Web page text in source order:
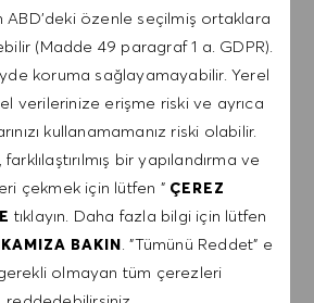
ABD'deki özenle seçilmiş ortaklara
(Madde 49 paragraf 1 a. GDPR).
koruma sağlayamayabilir. Yerel
verilerinize erişme riski ve ayrıca
kullanamamanız riski olabilir.
bir yapılandırma ve
çekmek için lütfen " ÇEREZ
tıklayın. Daha fazla bilgi için lütfen
BAKIN. "Tümünü Reddet" e
olmayan tüm çerezleri
IÇIN BILDIRIM AL
için kaydol.
HUGO BOSS iş teklifleri, etkinlik
kariyerle ilgili konuları içeren
kabul ediyorum. Bu e-
zaman, örneğin her e-
tıklayarak,